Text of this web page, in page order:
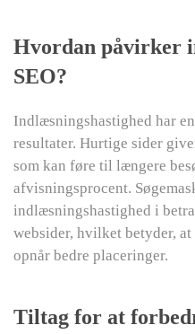
Hvordan påvirker
SEO?
Indlæsningshastighed har
resultater. Hurtige sider
som kan føre til længere
afvisningsprocent.
indlæsningshastighed i
websider, hvilket betyder,
opnår bedre placeringer.
Tiltag for at